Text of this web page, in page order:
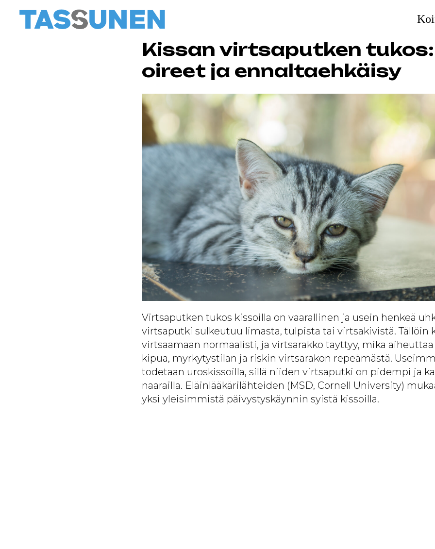
Kissan virtsaputken
oireet ja ennaltaehkäisy
Virtsaputken tukos kissoilla on vaarallinen ja usein henkeä
virtsaputki sulkeutuu limasta, tulpista tai virtsakivistä. Tällöin
virtsaamaan normaalisti, ja virtsarakko täyttyy, mikä
kipua, myrkytystilan ja riskin virtsarakon repeämästä.
todetaan uroskissoilla, sillä niiden virtsaputki on pidempi ja
naarailla. Eläinlääkärilähteiden (MSD, Cornell University)
yksi yleisimmistä päivystyskäynnin syistä kissoilla.